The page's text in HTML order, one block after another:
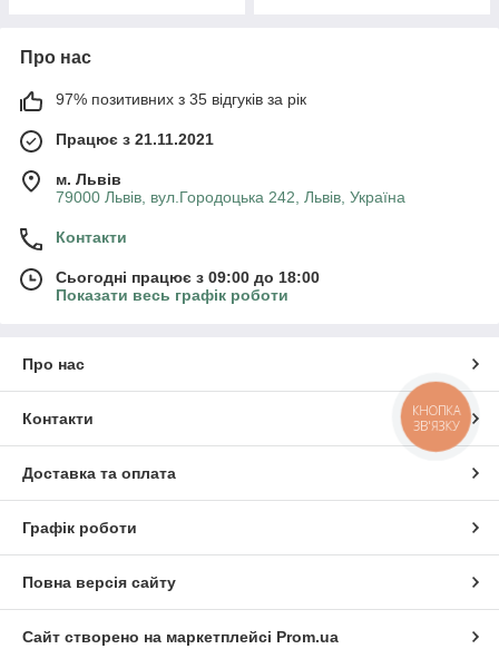
Про нас
97% позитивних з 35 відгуків за рік
Працює з 21.11.2021
м. Львів
79000 Львів, вул.Городоцька 242, Львів, Україна
Контакти
Сьогодні працює з 09:00 до 18:00
Показати весь графік роботи
Про нас
Контакти
Доставка та оплата
Графік роботи
Повна версія сайту
Сайт створено на маркетплейсі Prom.ua
КНОПКА
ЗВ'ЯЗКУ